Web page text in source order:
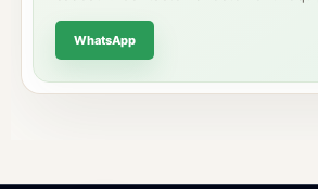
WhatsApp